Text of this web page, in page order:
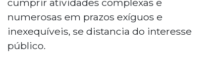
numerosas em prazos exíguos e
inexequíveis, se distancia do interesse
público.